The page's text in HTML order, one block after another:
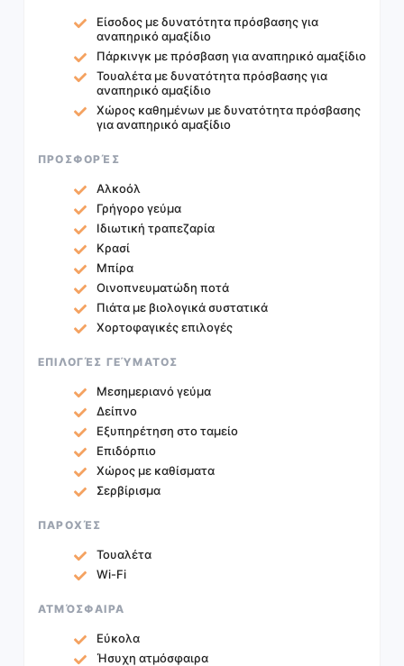
Είσοδος με δυνατότητα πρόσβασης για
αναπηρικό αμαξίδιο
Πάρκινγκ με πρόσβαση για αναπηρικό αμαξίδιο
Τουαλέτα με δυνατότητα πρόσβασης για
αναπηρικό αμαξίδιο
Χώρος καθημένων με δυνατότητα πρόσβασης
για αναπηρικό αμαξίδιο
ΠΡΟΣΦΟΡΈΣ
Αλκοόλ
Γρήγορο γεύμα
Ιδιωτική τραπεζαρία
Κρασί
Μπίρα
Οινοπνευματώδη ποτά
Πιάτα με βιολογικά συστατικά
Xορτοφαγικές επιλογές
ΕΠΙΛΟΓΈΣ ΓΕΎΜΑΤΟΣ
Μεσημεριανό γεύμα
Δείπνο
Εξυπηρέτηση στο ταμείο
Επιδόρπιο
Χώρος με καθίσματα
Σερβίρισμα
ΠΑΡΟΧΈΣ
Τουαλέτα
Wi-Fi
ΑΤΜΌΣΦΑΙΡΑ
Εύκολα
Ήσυχη ατμόσφαιρα